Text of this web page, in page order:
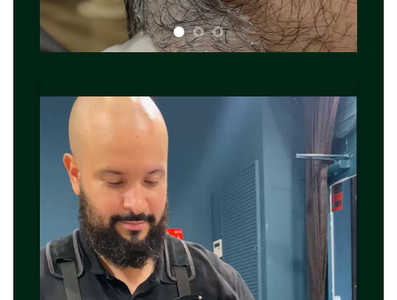
Reproductor
vídeo